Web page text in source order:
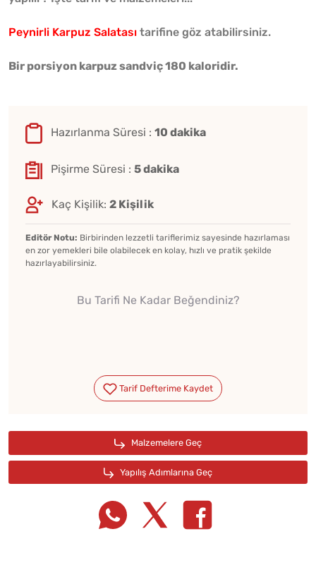
Peynirli Karpuz Salatası tarifine göz atabilirsiniz.
Bir porsiyon karpuz sandviç 180 kaloridir.
Hazırlanma Süresi : 10 dakika
Pişirme Süresi : 5 dakika
Kaç Kişilik: 2 Kişilik
Editör Notu: Birbirinden lezzetli tariflerimiz sayesinde hazırlaması
en zor yemekleri bile olabilecek en kolay, hızlı ve pratik şekilde
hazırlayabilirsiniz.
Bu Tarifi Ne Kadar Beğendiniz?